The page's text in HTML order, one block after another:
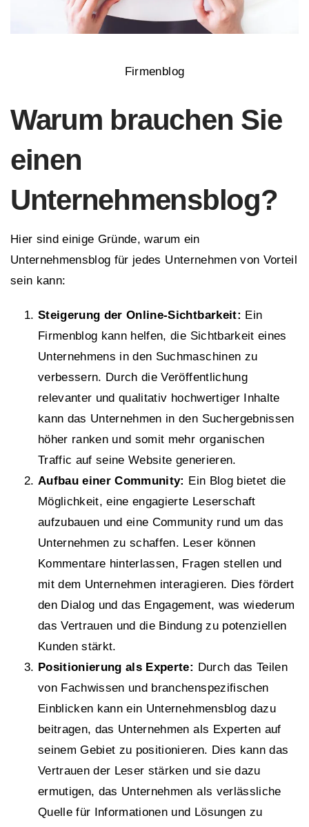
Firmenblog
Warum brauchen Sie
einen
Unternehmensblog?
Hier sind einige Gründe, warum ein
Unternehmensblog für jedes Unternehmen von Vorteil
sein kann:
Steigerung der Online-Sichtbarkeit: Ein
Firmenblog kann helfen, die Sichtbarkeit eines
Unternehmens in den Suchmaschinen zu
verbessern. Durch die Veröffentlichung
relevanter und qualitativ hochwertiger Inhalte
kann das Unternehmen in den Suchergebnissen
höher ranken und somit mehr organischen
Traffic auf seine Website generieren.
Aufbau einer Community: Ein Blog bietet die
Möglichkeit, eine engagierte Leserschaft
aufzubauen und eine Community rund um das
Unternehmen zu schaffen. Leser können
Kommentare hinterlassen, Fragen stellen und
mit dem Unternehmen interagieren. Dies fördert
den Dialog und das Engagement, was wiederum
das Vertrauen und die Bindung zu potenziellen
Kunden stärkt.
Positionierung als Experte: Durch das Teilen
von Fachwissen und branchenspezifischen
Einblicken kann ein Unternehmensblog dazu
beitragen, das Unternehmen als Experten auf
seinem Gebiet zu positionieren. Dies kann das
Vertrauen der Leser stärken und sie dazu
ermutigen, das Unternehmen als verlässliche
Quelle für Informationen und Lösungen zu